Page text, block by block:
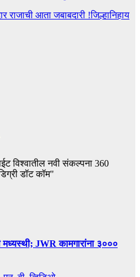
राजाची आता जबाबदारी !जिल्हानिहाय
विश्वातील नवी संकल्पना 360
डॉट कॉम"
JWR कामगारांना ३०००